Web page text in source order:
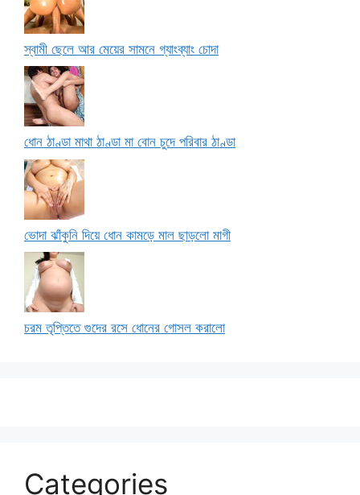
স্বামী ছেলে আর মেয়ের সামনে গ্যাংব্যাং চোদা
ধোন ঠাণ্ডা মাথা ঠাণ্ডা মা বোন চুদে পরিবার ঠাণ্ডা
ভোদা ঝাঁকুনি দিয়ে ধোন কামড়ে মাল ছাড়লো মাগী
চরম তৃপ্তিতে গুদের রসে ধোনের গোসল করালো
Categories